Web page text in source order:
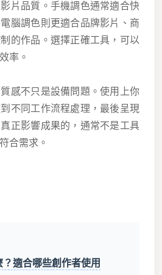
片品質。手機調色通常適合快
腦調色則更適合品牌影片、商
的作品。選擇正確工具，可以
率。
感不只是設備問題。使用上你
不同工作流程處理，最後呈現
正影響成果的，通常不是工具
合需求。
適合哪些創作者使用